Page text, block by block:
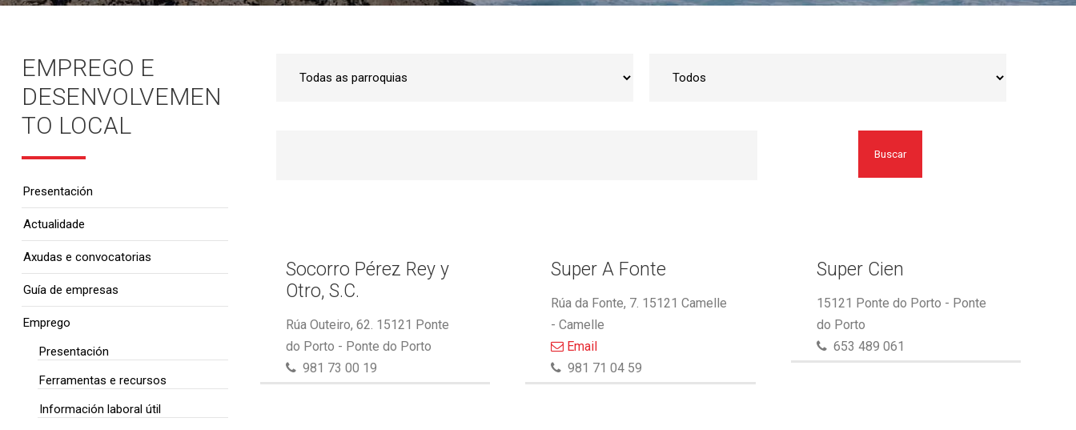
Buscar
Socorro Pérez Rey y
Otro, S.C.
Rúa Outeiro, 62. 15121 Ponte
do Porto - Ponte do Porto
981 73 00 19
Super A Fonte
Rúa da Fonte, 7. 15121 Camelle
- Camelle
Email
981 71 04 59
Super Cien
15121 Ponte do Porto - Ponte
do Porto
653 489 061
EMPREGO E
DESENVOLVEMEN
TO LOCAL
Presentación
Actualidade
Axudas e convocatorias
Guía de empresas
Emprego
Presentación
Ferramentas e recursos
Información laboral útil